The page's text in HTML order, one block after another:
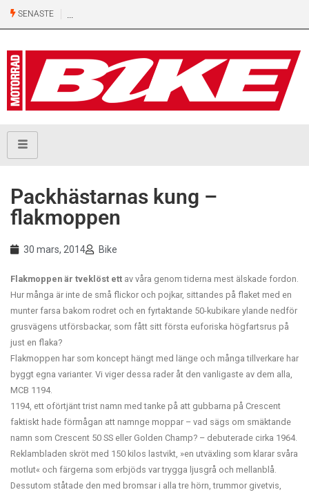
SENASTE
Packhästarnas kung –
flakmoppen
30 mars, 2014 Bike
Flakmoppen är tveklöst ett av våra genom tiderna mest älskade fordon.
Hur många är inte de små flickor och pojkar, sittandes på flaket med en
munter farsa bakom rodret och en fyrtaktande 50-kubikare ylande nedför
grusvägens utförsbackar, som fått sitt första euforiska högfartsrus på
just en flaka?
Flakmoppen har som koncept hängt med länge och många tillverkare har
byggt egna varianter. Vi viger dessa rader åt den vanlig­aste av dem alla,
MCB 1194.
1194, ett oförtjänt trist namn med tanke på att gubbarna på Crescent
faktiskt hade förmågan att namnge moppar – vad sägs om smäktande
namn som Crescent 50 SS eller Golden Champ? – debuterade cirka 1964.
Reklambladen skröt med 150 kilos lastvikt, »en utväxling som klarar svåra
motlut« och färgerna som erbjöds var trygga ljusgrå och mellanblå.
Dessutom ståtade den med bromsar i alla tre hörn, trummor givetvis,